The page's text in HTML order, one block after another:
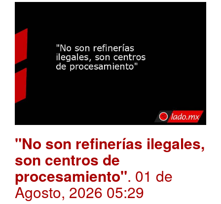
"No son refinerías ilegales,
son centros de
procesamiento". 01 de
Agosto, 2026 05:29